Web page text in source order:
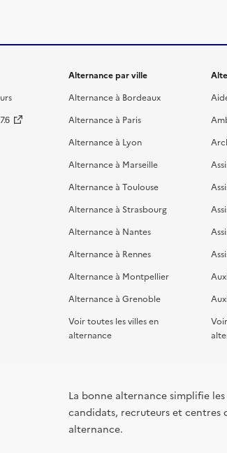
Alternance par ville
Alternance à Bordeaux
Alternance à Paris
Alternance à Lyon
Alternance à Marseille
Alternance à Toulouse
Alternance à Strasbourg
Alternance à Nantes
Alternance à Rennes
Alternance à Montpellier
Alternance à Grenoble
Voir toutes les villes en
alternance
La bonne alternance simplifie
candidats, recruteurs et centres
alternance.